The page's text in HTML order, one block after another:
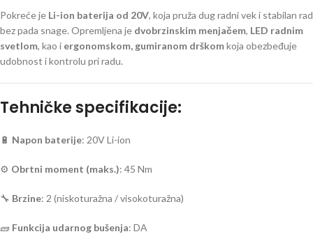
Pokreće je Li-ion baterija od 20V, koja pruža dug radni vek i stabilan rad
bez pada snage. Opremljena je dvobrzinskim menjačem, LED radnim
svetlom, kao i ergonomskom, gumiranom drškomkoja obezbeđuje
udobnost i kontrolu pri radu.
Tehničke specifikacije:
🔋 Napon baterije: 20V Li-ion
⚙️ Obrtni moment (maks.): 45 Nm
🔧 Brzine: 2 (niskoturažna / visokoturažna)
🧱 Funkcija udarnog bušenja: DA